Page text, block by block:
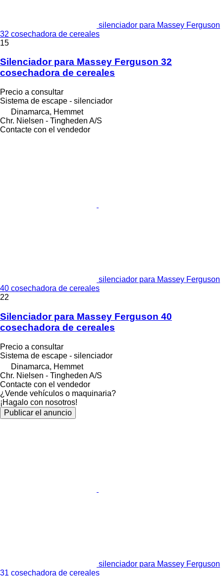
silenciador para Massey Ferguson
32 cosechadora de cereales
15
Silenciador para Massey Ferguson 32
cosechadora de cereales
Precio a consultar
Sistema de escape - silenciador
Dinamarca, Hemmet
Chr. Nielsen - Tingheden A/S
Contacte con el vendedor
silenciador para Massey Ferguson
40 cosechadora de cereales
22
Silenciador para Massey Ferguson 40
cosechadora de cereales
Precio a consultar
Sistema de escape - silenciador
Dinamarca, Hemmet
Chr. Nielsen - Tingheden A/S
Contacte con el vendedor
¿Vende vehículos o maquinaria?
¡Hagalo con nosotros!
Publicar el anuncio
silenciador para Massey Ferguson
31 cosechadora de cereales